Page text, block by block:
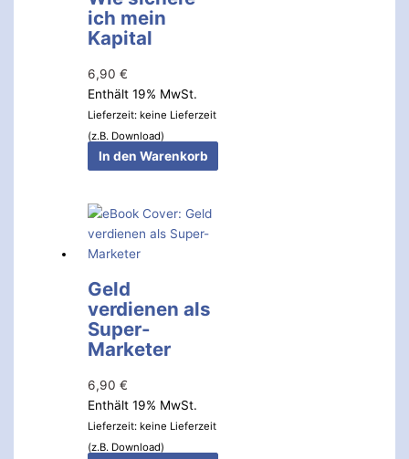
ich mein
Kapital
6,90€
Enthält 19% MwSt.
Lieferzeit: keine Lieferzeit
(z.B. Download)
In den Warenkorb
Geld
verdienen als
Super-
Marketer
6,90€
Enthält 19% MwSt.
Lieferzeit: keine Lieferzeit
(z.B. Download)